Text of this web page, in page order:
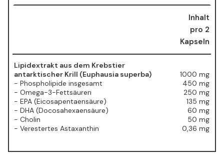
Inhalt
pro 2
Kapseln
Lipidextrakt aus dem Krebstier
antarktischer Krill (Euphausia superba)
- Phospholipide insgesamt
- Omega-3-Fettsäuren
- EPA (Eicosapentaensäure)
- DHA (Docosahexaensäure)
- Cholin
- Verestertes Astaxanthin
⁠1000 mg
450 mg
250 mg
135 mg
60 mg
50 mg
0,36 mg